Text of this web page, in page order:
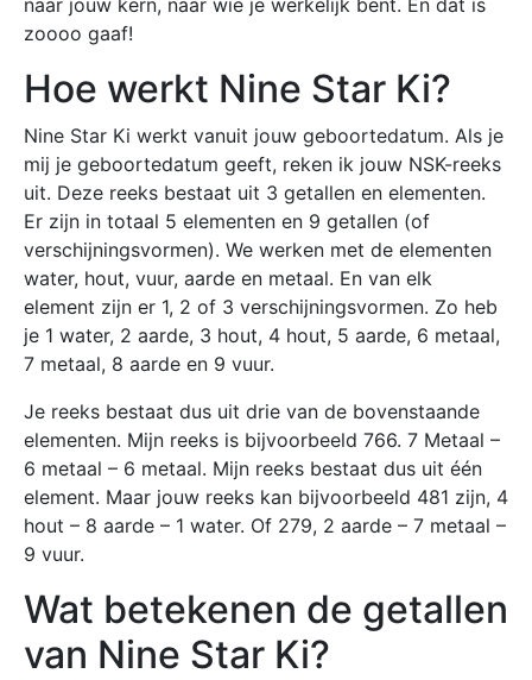
naar jouw kern, naar wie je werkelijk bent. En dat is
zoooo gaaf!
Hoe werkt Nine Star Ki?
Nine Star Ki werkt vanuit jouw geboortedatum. Als je
mij je geboortedatum geeft, reken ik jouw NSK-reeks
uit. Deze reeks bestaat uit 3 getallen en elementen.
Er zijn in totaal 5 elementen en 9 getallen (of
verschijningsvormen). We werken met de elementen
water, hout, vuur, aarde en metaal. En van elk
element zijn er 1, 2 of 3 verschijningsvormen. Zo heb
je 1 water, 2 aarde, 3 hout, 4 hout, 5 aarde, 6 metaal,
7 metaal, 8 aarde en 9 vuur.
Je reeks bestaat dus uit drie van de bovenstaande
elementen. Mijn reeks is bijvoorbeeld 766. 7 Metaal –
6 metaal – 6 metaal. Mijn reeks bestaat dus uit één
element. Maar jouw reeks kan bijvoorbeeld 481 zijn, 4
hout – 8 aarde – 1 water. Of 279, 2 aarde – 7 metaal –
9 vuur.
Wat betekenen de getallen
van Nine Star Ki?